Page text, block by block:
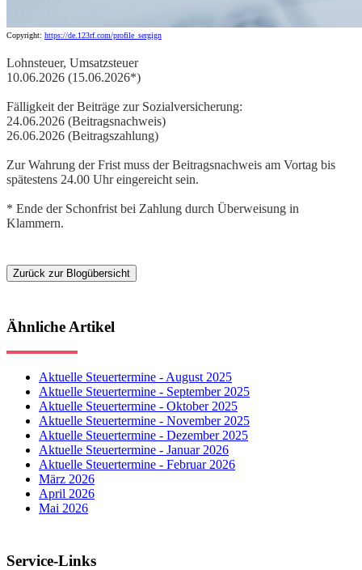
Copyright: https://de.123rf.com/profile_sergign
Lohnsteuer, Umsatzsteuer
10.06.2026 (15.06.2026*)
Fälligkeit der Beiträge zur Sozialversicherung:
24.06.2026 (Beitragsnachweis)
26.06.2026 (Beitragszahlung)
Zur Wahrung der Frist muss der Beitragsnachweis am Vortag bis
spätestens 24.00 Uhr eingereicht sein.
* Ende der Schonfrist bei Zahlung durch Überweisung in
Klammern.
Zurück zur Blogübersicht
Ähnliche Artikel
Aktuelle Steuertermine - August 2025
Aktuelle Steuertermine - September 2025
Aktuelle Steuertermine - Oktober 2025
Aktuelle Steuertermine - November 2025
Aktuelle Steuertermine - Dezember 2025
Aktuelle Steuertermine - Januar 2026
Aktuelle Steuertermine - Februar 2026
März 2026
April 2026
Mai 2026
Service-Links